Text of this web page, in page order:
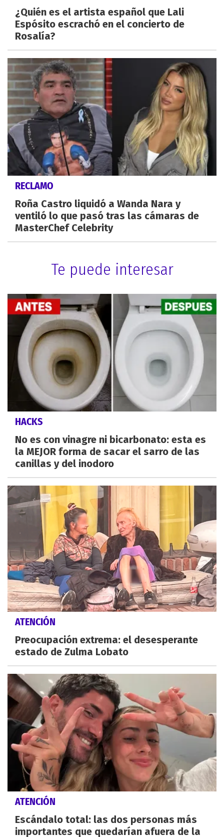
¿Quién es el artista español que Lali
Espósito escrachó en el concierto de
Rosalía?
RECLAMO
Roña Castro liquidó a Wanda Nara y
ventiló lo que pasó tras las cámaras de
MasterChef Celebrity
Te puede interesar
HACKS
No es con vinagre ni bicarbonato: esta es
la MEJOR forma de sacar el sarro de las
canillas y del inodoro
ATENCIÓN
Preocupación extrema: el desesperante
estado de Zulma Lobato
ATENCIÓN
Escándalo total: las dos personas más
importantes que quedarían afuera de la